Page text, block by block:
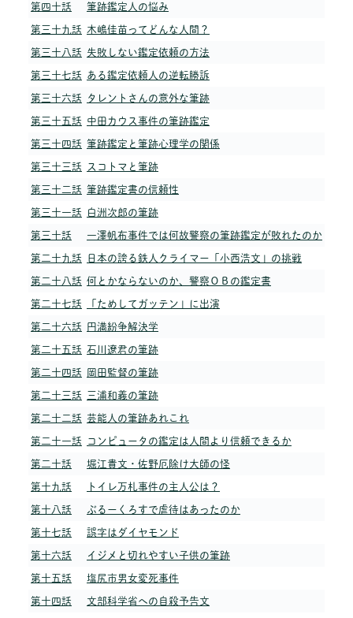
第四十話 筆跡鑑定人の悩み
第三十九話 木嶋佳苗ってどんな人間？
第三十八話 失敗しない鑑定依頼の方法
第三十七話 ある鑑定依頼人の逆転勝訴
第三十六話 タレントさんの意外な筆跡
第三十五話 中田カウス事件の筆跡鑑定
第三十四話 筆跡鑑定と筆跡心理学の関係
第三十三話 スコトマと筆跡
第三十二話 筆跡鑑定書の信頼性
第三十一話 白洲次郎の筆跡
第三十話 一澤帆布事件では何故警察の筆跡鑑定が敗れたのか
第二十九話 日本の誇る鉄人クライマー「小西浩文」の挑戦
第二十八話 何とかならないのか、警察ＯＢの鑑定書
第二十七話 「ためしてガッテン」に出演
第二十六話 円満紛争解決学
第二十五話 石川遼君の筆跡
第二十四話 岡田監督の筆跡
第二十三話 三浦和義の筆跡
第二十二話 芸能人の筆跡あれこれ
第二十一話 コンピュータの鑑定は人間より信頼できるか
第二十話 堀江貴文・佐野厄除け大師の怪
第十九話 トイレ万札事件の主人公は？
第十八話 ぶるーくろすで虐待はあったのか
第十七話 誤字はダイヤモンド
第十六話 イジメと切れやすい子供の筆跡
第十五話 塩尻市男女変死事件
第十四話 文部科学省への自殺予告文